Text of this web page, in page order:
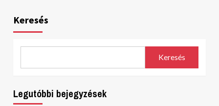
Keresés
Keresés
Legutóbbi bejegyzések